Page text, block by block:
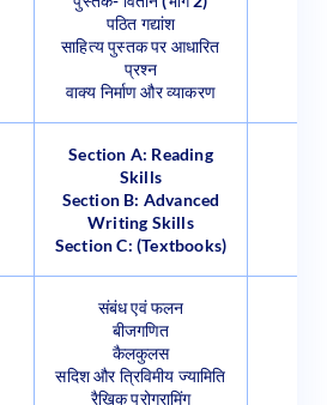
साहित्य पुस्तक पर आधारित
प्रश्न
वाक्य निर्माण और व्याकरण
Section A: Reading
Skills
Section B: Advanced
Writing Skills
Section C: (Textbooks)
संबंध एवं फलन
बीजगणित
कैलकुलस
सदिश और त्रिविमीय ज्यामिति
रैखिक प्रोग्रामिंग
प्रायिकता